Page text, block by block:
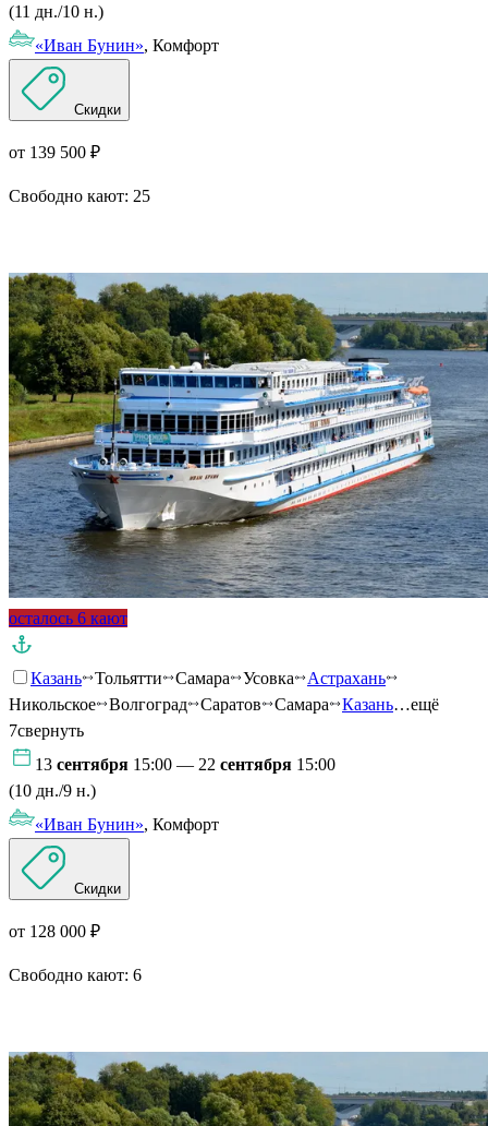
(11 дн./10 н.)
«Иван Бунин», Комфорт
Скидки
от 139 500 ₽
Свободно кают: 25
осталось 6 кают
Казань Тольятти Самара Усовка
Астрахань
Никольское
Волгоград Саратов Самара Казань…ещё
7свернуть
13 сентября 15:00 — 22 сентября 15:00
(10 дн./9 н.)
«Иван Бунин», Комфорт
Скидки
от 128 000 ₽
Свободно кают: 6